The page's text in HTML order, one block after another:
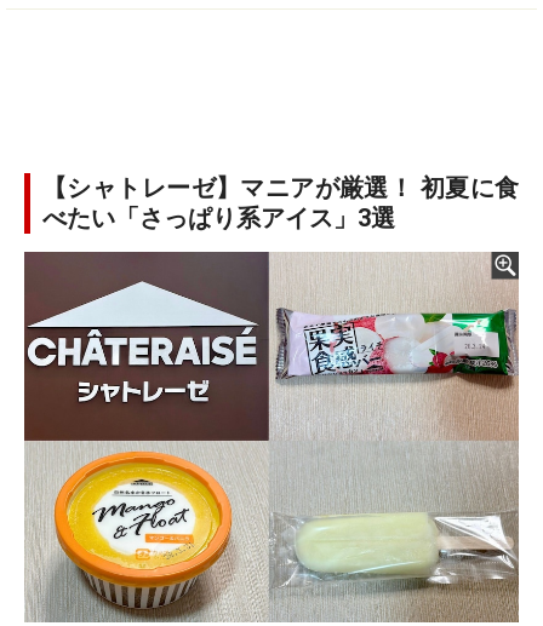
【シャトレーゼ】マニアが厳選！ 初夏に食
べたい「さっぱり系アイス」3選